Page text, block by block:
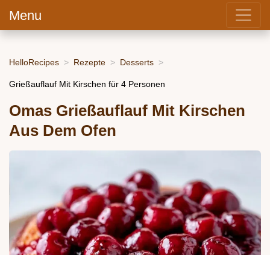
Menu
HelloRecipes Rezepte Desserts
Grießauflauf Mit Kirschen für 4 Personen
Omas Grießauflauf Mit Kirschen
Aus Dem Ofen